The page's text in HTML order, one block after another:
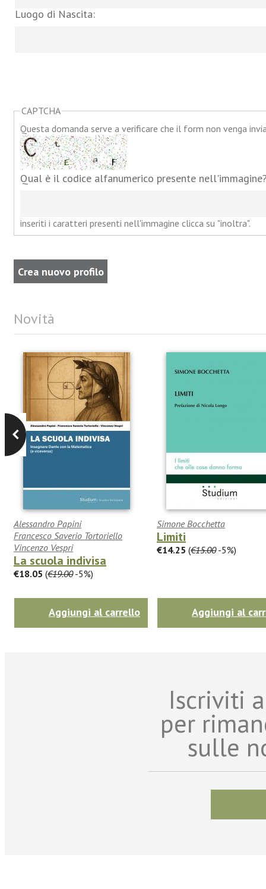
Luogo di Nascita:
CAPTCHA
Questa domanda serve a verificare che il form non venga
Qual è il codice alfanumerico presente
inseriti i caratteri presenti nell'immagine clicca su "inoltra".
Novità
Alessandro Papini
Francesco Saverio Tortoriello
Vincenzo Vespri
La scuola indivisa
€18.05 (€19.00-5%)
Aggiungi al carrello
Simone Bocchetta
Limiti
€14.25 (€15.00-5%)
Aggiungi al
Iscriviti
per
sulle